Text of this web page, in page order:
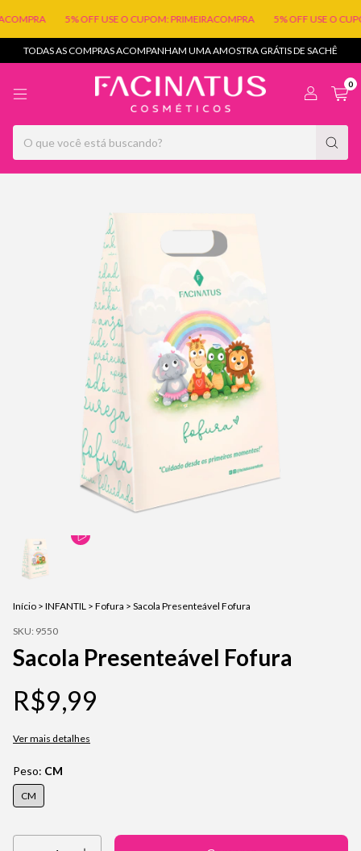
5% OFF USE O CUPOM: PRIMEIRACOMPRA 5% OFF USE O
TODAS AS COMPRAS ACOMPANHAM UMA AMOSTRA GRÁTIS DE SACHÊ
0
Início > INFANTIL > Fofura > Sacola Presenteável Fofura
SKU: 9550
Sacola Presenteável Fofura
R$9,99
Ver mais detalhes
Peso: CM
CM